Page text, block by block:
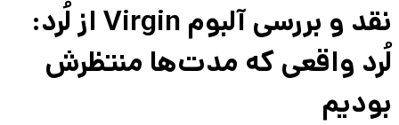
نقد و بررسی آلبوم Virgin از لُرد:
لُرد واقعی که مدت‌ها منتظرش
بودیم